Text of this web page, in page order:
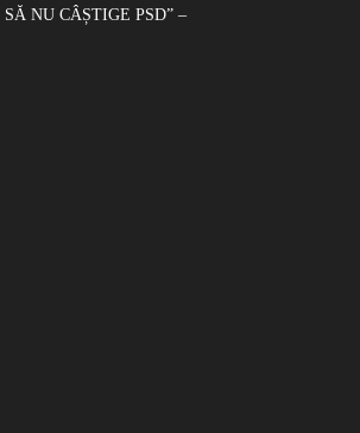
NU CÂȘTIGE PSD” –